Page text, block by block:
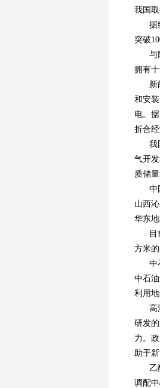
我国
据
突破
与
拥有
新
和安
电。
折合
我
气开
质储
中
山西
华东
方米
中
中石
利用
高
研发
力。
助于
乙
调配